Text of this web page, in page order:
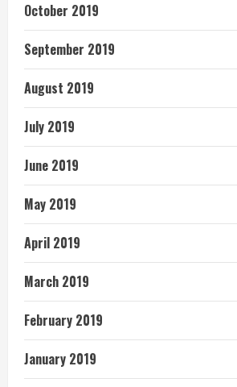
October 2019
September 2019
August 2019
July 2019
June 2019
May 2019
April 2019
March 2019
February 2019
January 2019